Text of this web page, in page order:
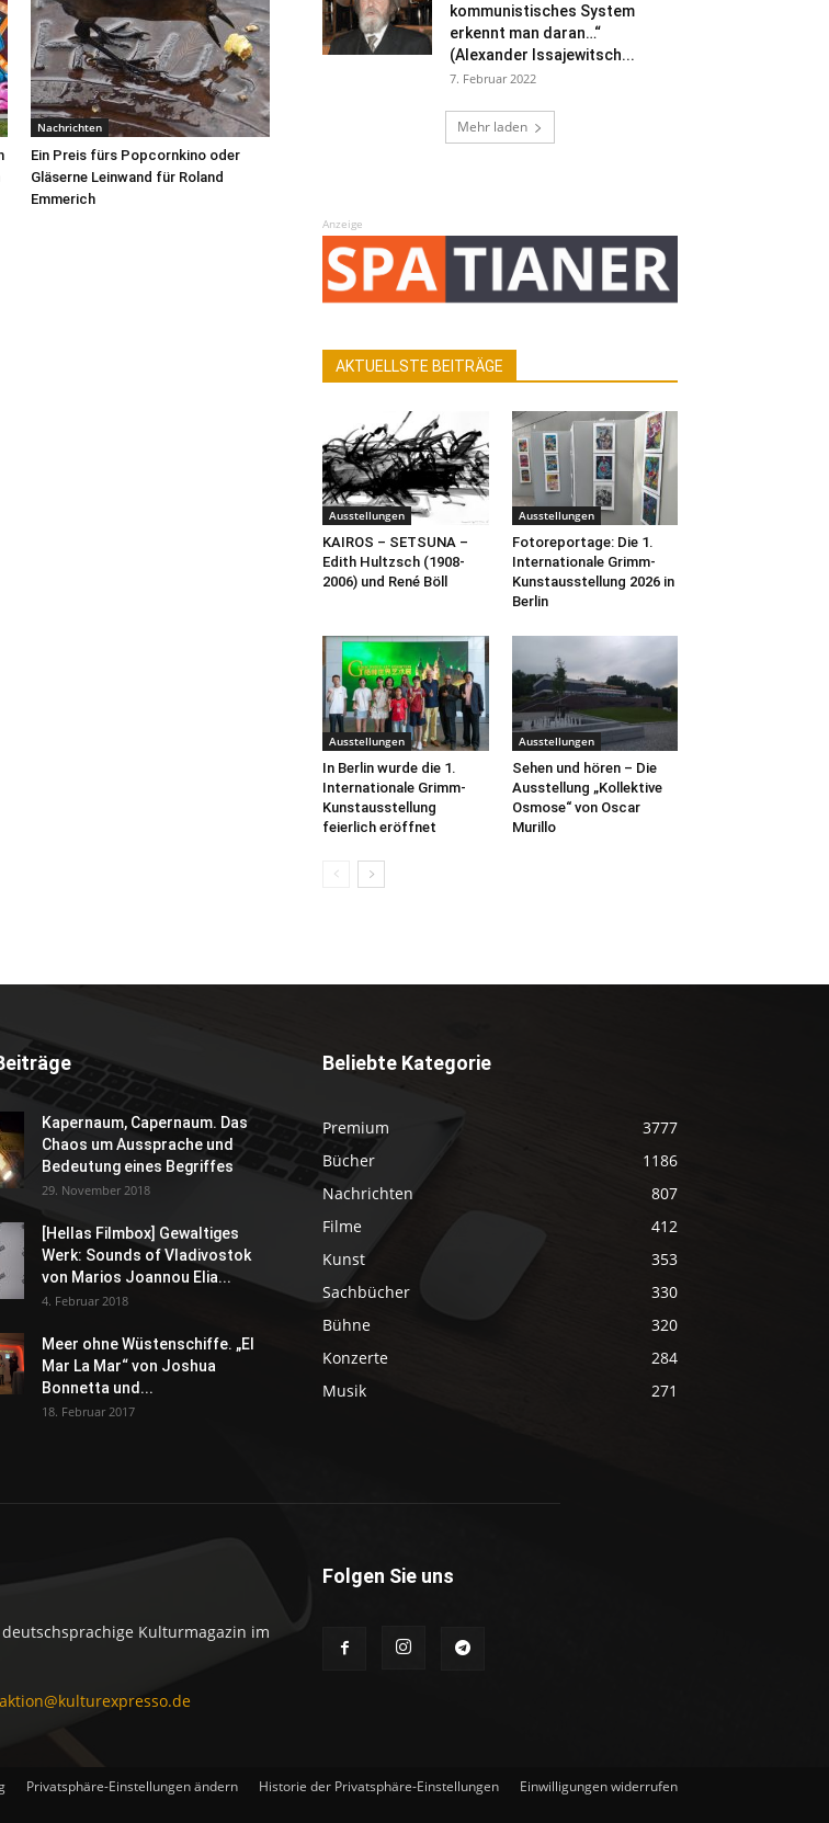
Nachrichten
Ein Preis fürs Popcornkino oder
Gläserne Leinwand für Roland
Emmerich
kommunistisches System
erkennt man daran…“
(Alexander Issajewitsch...
7. Februar 2022
Mehr laden
Anzeige
AKTUELLSTE BEITRÄGE
Ausstellungen
KAIROS – SETSUNA –
Edith Hultzsch (1908-
2006) und René Böll
Ausstellungen
Fotoreportage: Die 1.
Internationale Grimm-
Kunstausstellung 2026 in
Berlin
Ausstellungen
In Berlin wurde die 1.
Internationale Grimm-
Kunstausstellung
feierlich eröffnet
Ausstellungen
Sehen und hören – Die
Ausstellung „Kollektive
Osmose“ von Oscar
Murillo
Kapernaum, Capernaum. Das
Chaos um Aussprache und
Bedeutung eines Begriffes
29. November 2018
[Hellas Filmbox] Gewaltiges
Werk: Sounds of Vladivostok
von Marios Joannou Elia...
4. Februar 2018
Meer ohne Wüstenschiffe. „El
Mar La Mar“ von Joshua
Bonnetta und...
18. Februar 2017
Beliebte Kategorie
Premium
3777
Bücher
1186
Nachrichten
807
Filme
412
Kunst
353
Sachbücher
330
Bühne
320
Konzerte
284
Musik
271
deutschsprachige Kulturmagazin im
Folgen Sie uns
Privatsphäre-Einstellungen ändern Historie der Privatsphäre-Einstellungen Einwilligungen widerrufen